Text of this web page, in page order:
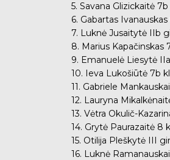
5. Savana Glizickaitė 7b
6. Gabartas Ivanauskas
7. Luknė Jusaitytė IIb
8. Marius Kapačinskas
9. Emanuelė Liesytė
10. Ieva Lukošiūtė 7b
11. Gabriele
12. Lauryna
13. Vėtra Okulič-
14. Grytė Paurazaitė 8
15. Otilija Pleškytė III
16. Luknė